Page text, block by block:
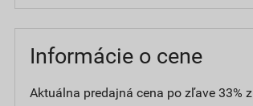
Informácie o cene
Aktuálna predajná cena po zľave 33% z